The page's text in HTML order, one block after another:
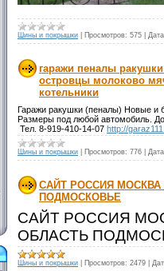
Шины и покрышки Просмотров: 575
гаражи пеналы
островцы молоково
котельники
Гаражи ракушки (пеналы) Новые и
Размеры под любой автомобиль.
Тел. 8-919-410-14-07 http://
Шины и покрышки Просмотров: 776
САЙТ РОССИЯ
ПОДМОСКОВЬЕ
САЙТ РОССИЯ
ОБЛАСТЬ
Шины и покрышки Просмотров: 2479